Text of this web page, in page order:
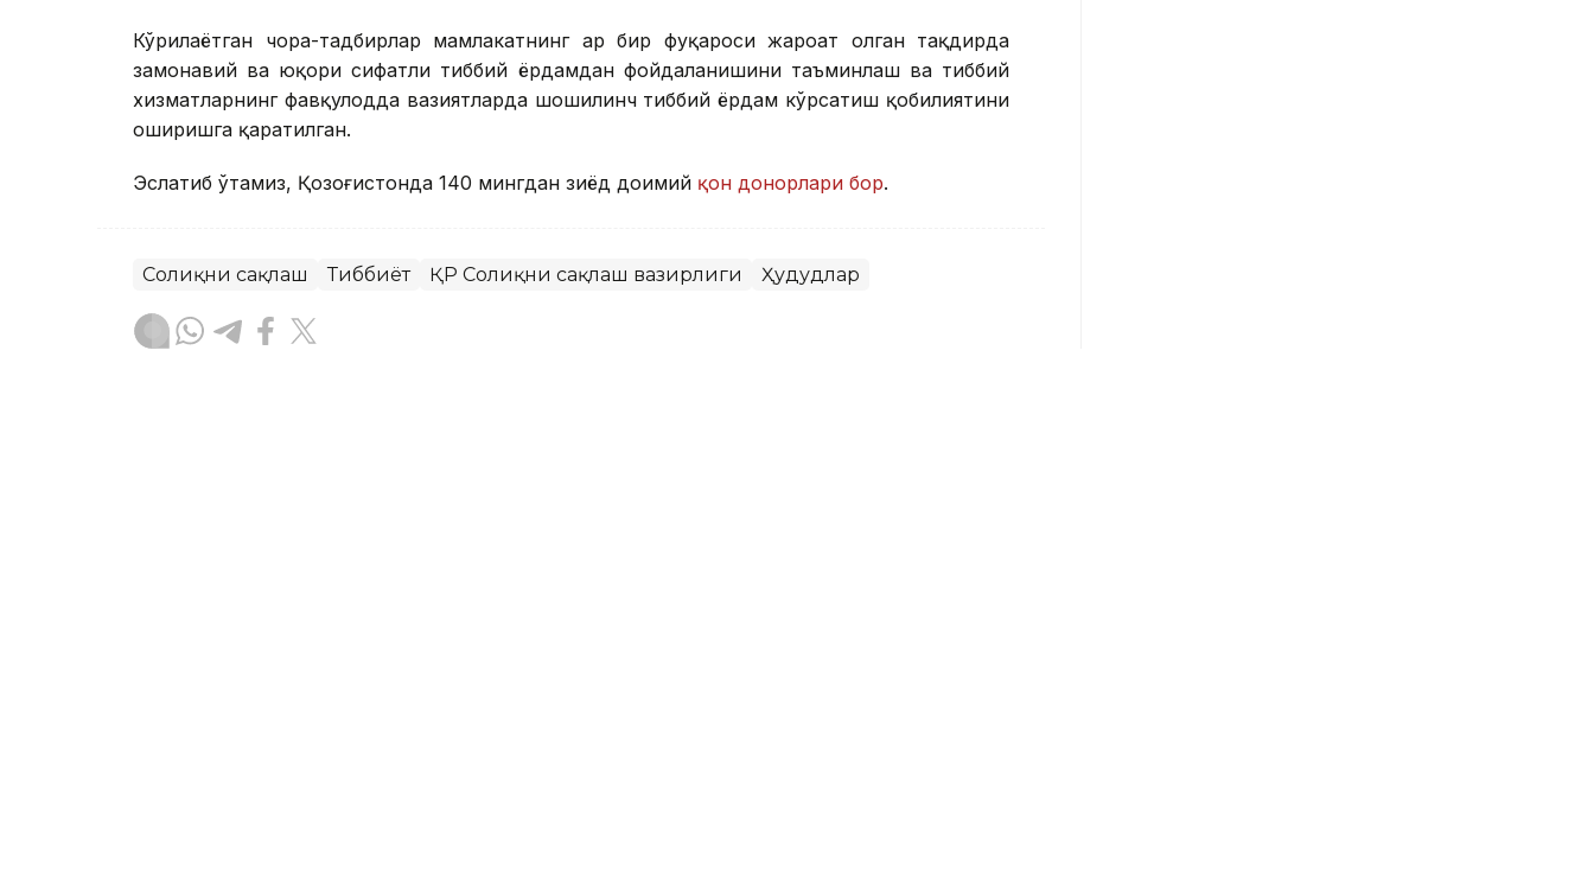
Кўрилаётган чора-тадбирлар мамлакатнинг ҳар бир фуқароси жароҳат олган тақдирда
замонавий ва юқори сифатли тиббий ёрдамдан фойдаланишини таъминлаш ва тиббий
хизматларнинг фавқулодда вазиятларда шошилинч тиббий ёрдам кўрсатиш қобилиятини
оширишга қаратилган.
Эслатиб ўтамиз, Қозоғистонда 140 мингдан зиёд доимий қон донорлари бор.
Соғлиқни сақлаш Тиббиёт ҚР Соғлиқни сақлаш вазирлиги Ҳудудлар